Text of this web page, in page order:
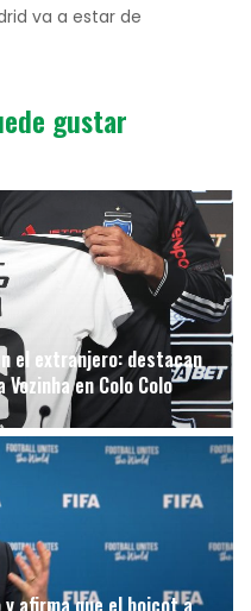
va a estar de
gustar
el extranjero: destacan
en Colo Colo
y afirma que el boicot a